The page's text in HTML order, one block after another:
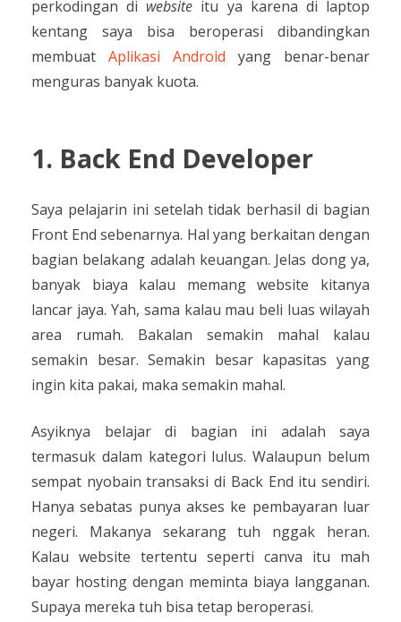
perkodingan di website itu ya karena di laptop
kentang saya bisa beroperasi dibandingkan
membuat Aplikasi Android yang benar-benar
menguras banyak kuota.
1. Back End Developer
Saya pelajarin ini setelah tidak berhasil di bagian
Front End sebenarnya. Hal yang berkaitan dengan
bagian belakang adalah keuangan. Jelas dong ya,
banyak biaya kalau memang website kitanya
lancar jaya. Yah, sama kalau mau beli luas wilayah
area rumah. Bakalan semakin mahal kalau
semakin besar. Semakin besar kapasitas yang
ingin kita pakai, maka semakin mahal.
Asyiknya belajar di bagian ini adalah saya
termasuk dalam kategori lulus. Walaupun belum
sempat nyobain transaksi di Back End itu sendiri.
Hanya sebatas punya akses ke pembayaran luar
negeri. Makanya sekarang tuh nggak heran.
Kalau website tertentu seperti canva itu mah
bayar hosting dengan meminta biaya langganan.
Supaya mereka tuh bisa tetap beroperasi.